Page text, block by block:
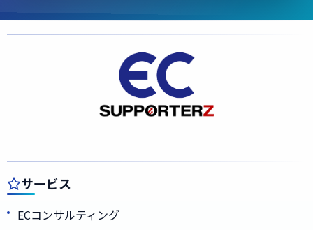
サービス
ECコンサルティング